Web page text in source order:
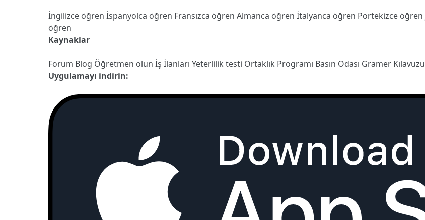
İngilizce öğren İspanyolca öğren Fransızca öğren Almanca öğren İtalyanca öğren Portekizce öğren
öğren
Kaynaklar
Forum Blog Öğretmen olun İş İlanları Yeterlilik testi Ortaklık Programı Basın Odası Gramer Kılavuzu
Uygulamayı indirin: